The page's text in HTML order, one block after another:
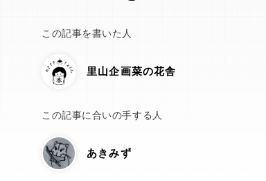
この記事を書いた人
里山企画菜の花舎
この記事に合いの手する人
あきみず